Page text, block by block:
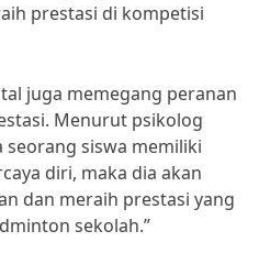
prestasi di kompetisi
juga memegang peranan
Menurut psikolog
seorang siswa memiliki
diri, maka dia akan
dan meraih prestasi yang
sekolah.”